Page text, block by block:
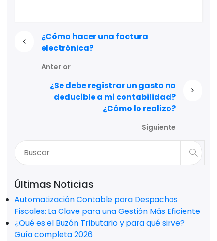
¿Cómo hacer una factura
electrónica?
Anterior
¿Se debe registrar un gasto no
deducible a mi contabilidad?
¿Cómo lo realizo?
Siguiente
Últimas Noticias
Automatización Contable para Despachos
Fiscales: La Clave para una Gestión Más Eficiente
¿Qué es el Buzón Tributario y para qué sirve?
Guía completa 2026